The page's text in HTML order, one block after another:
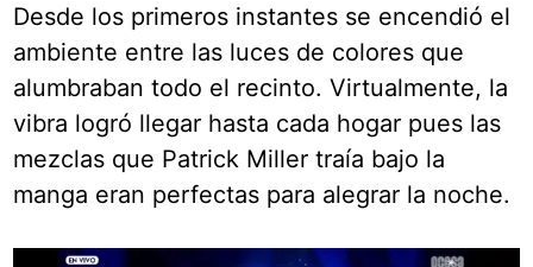
Desde los primeros instantes se encendió el
ambiente entre las luces de colores que
alumbraban todo el recinto. Virtualmente, la
vibra logró llegar hasta cada hogar pues las
mezclas que Patrick Miller traía bajo la
manga eran perfectas para alegrar la noche.